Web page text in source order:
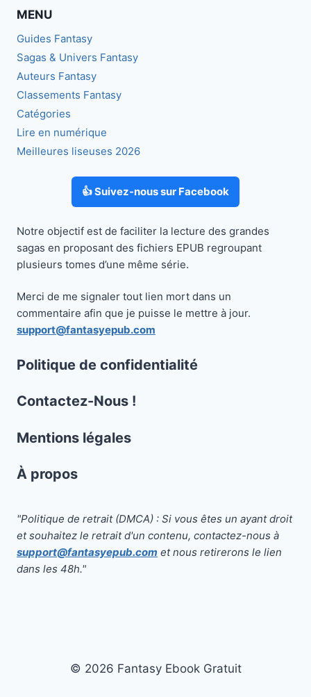
MENU
Guides Fantasy
Sagas & Univers Fantasy
Auteurs Fantasy
Classements Fantasy
Catégories
Lire en numérique
Meilleures liseuses 2026
👍 Suivez-nous sur Facebook
Notre objectif est de faciliter la lecture des grandes
sagas en proposant des fichiers EPUB regroupant
plusieurs tomes d’une même série.
Merci de me signaler tout lien mort dans un
commentaire afin que je puisse le mettre à jour.
support@fantasyepub.com
Politique de confidentialité
Contactez-Nous !
Mentions légales
À propos
"Politique de retrait (DMCA) : Si vous êtes un ayant droit
et souhaitez le retrait d'un contenu, contactez-nous à
support@fantasyepub.com et nous retirerons le lien
dans les 48h."
© 2026 Fantasy Ebook Gratuit